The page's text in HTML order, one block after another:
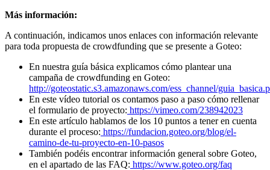
Más información:
A continuación, indicamos unos enlaces con información relevante
para toda propuesta de crowdfunding que se presente a Goteo:
En nuestra guía básica explicamos cómo plantear una
campaña de crowdfunding en Goteo:
http://goteostatic.s3.amazonaws.com/ess_channel/
En este vídeo tutorial os contamos paso a paso cómo rellenar
el formulario de proyecto: https://vimeo.com/238942023
En este artículo hablamos de los 10 puntos a tener en cuenta
durante el proceso: https://fundacion.goteo.org/blog/el-
camino-de-tu-proyecto-en-10-pasos
También podéis encontrar información general sobre Goteo,
en el apartado de las FAQ: https://www.goteo.org/faq